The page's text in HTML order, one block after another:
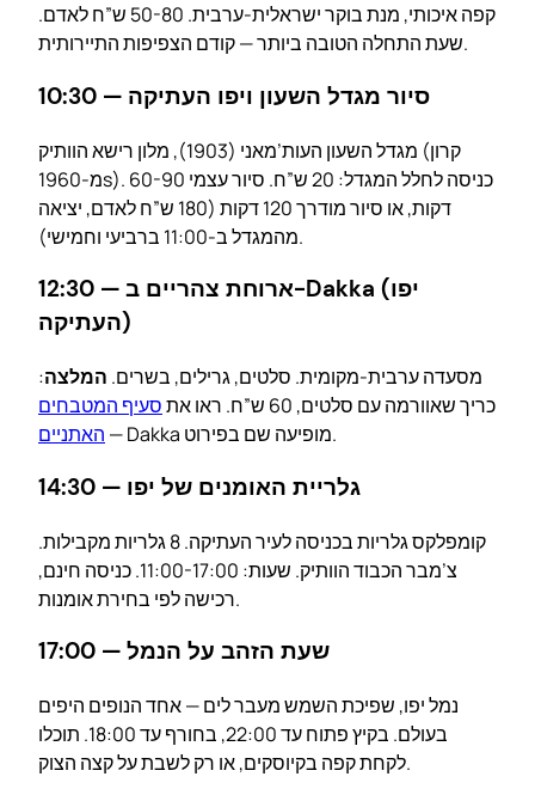
קפה איכותי, מנת בוקר ישראלית-ערבית. 50-80 ש”ח לאדם.
שעת התחלה הטובה ביותר — קודם הצפיפות התיירותית.
10:30 — סיור מגדל השעון ויפו העתיקה
מגדל השעון העות’מאני (1903), מלון רישא הוותיק (קרון
מ-1960s). כניסה לחלל המגדל: 20 ש”ח. סיור עצמי 60-90
דקות, או סיור מודרך 120 דקות (180 ש”ח לאדם, יציאה
מהמגדל ב-11:00 ברביעי וחמישי).
12:30 — ארוחת צהריים ב-Dakka (יפו
העתיקה)
מסעדה ערבית-מקומית. סלטים, גרילים, בשרים. המלצה:
כריך שאוורמה עם סלטים, 60 ש”ח. ראו את
סעיף המטבחים
האתניים
— Dakka מופיעה שם בפירוט.
14:30 — גלריית האומנים של יפו
קומפלקס גלריות בכניסה לעיר העתיקה. 8 גלריות מקבילות.
צ’מבר הכבוד הוותיק. שעות: 11:00-17:00. כניסה חינם,
רכישה לפי בחירת אומנות.
17:00 — שעת הזהב על הנמל
נמל יפו, שפיכת השמש מעבר לים — אחד הנופים היפים
בעולם. בקיץ פתוח עד 22:00, בחורף עד 18:00. תוכלו
לקחת קפה בקיוסקים, או רק לשבת על קצה הצוק.